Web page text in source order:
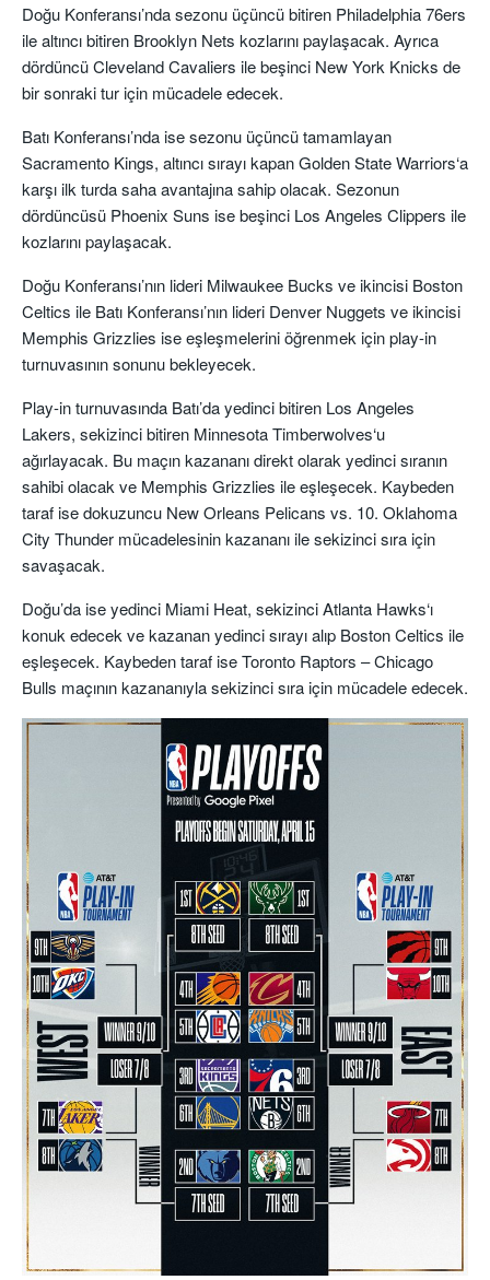
Doğu Konferansı’nda sezonu üçüncü bitiren Philadelphia 76ers
ile altıncı bitiren Brooklyn Nets kozlarını paylaşacak. Ayrıca
dördüncü Cleveland Cavaliers ile beşinci New York Knicks de
bir sonraki tur için mücadele edecek.
Batı Konferansı’nda ise sezonu üçüncü tamamlayan
Sacramento Kings, altıncı sırayı kapan Golden State Warriors‘a
karşı ilk turda saha avantajına sahip olacak. Sezonun
dördüncüsü Phoenix Suns ise beşinci Los Angeles Clippers ile
kozlarını paylaşacak.
Doğu Konferansı’nın lideri Milwaukee Bucks ve ikincisi Boston
Celtics ile Batı Konferansı’nın lideri Denver Nuggets ve ikincisi
Memphis Grizzlies ise eşleşmelerini öğrenmek için play-in
turnuvasının sonunu bekleyecek.
Play-in turnuvasında Batı’da yedinci bitiren Los Angeles
Lakers, sekizinci bitiren Minnesota Timberwolves‘u
ağırlayacak. Bu maçın kazananı direkt olarak yedinci sıranın
sahibi olacak ve Memphis Grizzlies ile eşleşecek. Kaybeden
taraf ise dokuzuncu New Orleans Pelicans vs. 10. Oklahoma
City Thunder mücadelesinin kazananı ile sekizinci sıra için
savaşacak.
Doğu’da ise yedinci Miami Heat, sekizinci Atlanta Hawks‘ı
konuk edecek ve kazanan yedinci sırayı alıp Boston Celtics ile
eşleşecek. Kaybeden taraf ise Toronto Raptors – Chicago
Bulls maçının kazananıyla sekizinci sıra için mücadele edecek.